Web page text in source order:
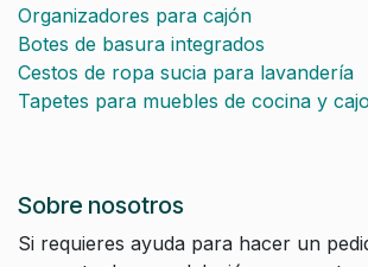
Organizadores para cajón
Botes de basura integrados
Cestos de ropa sucia para lavandería
Tapetes para muebles de cocina y
Sobre nosotros
Si requieres ayuda para hacer un